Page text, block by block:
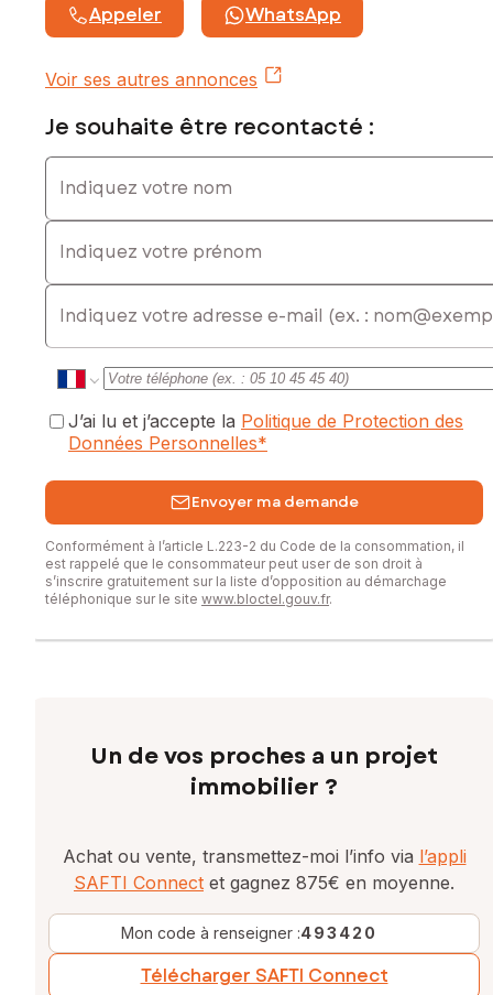
Appeler WhatsApp
Voir ses autres annonces
Je souhaite être recontacté :
Indiquez votre nom
Indiquez votre prénom
E-mail
J’ai lu et j’accepte la Politique de Protection des
Données Personnelles*
Envoyer ma demande
Conformément à l’article L.223-2 du Code de la consommation, il
est rappelé que le consommateur peut user de son droit à
s’inscrire gratuitement sur la liste d’opposition au démarchage
téléphonique sur le site www.bloctel.gouv.fr.
Un de vos proches a un projet
immobilier ?
Achat ou vente, transmettez-moi l’info via l’appli
SAFTI Connect et gagnez 875€ en moyenne.
Mon code à renseigner :493420
Télécharger SAFTI Connect